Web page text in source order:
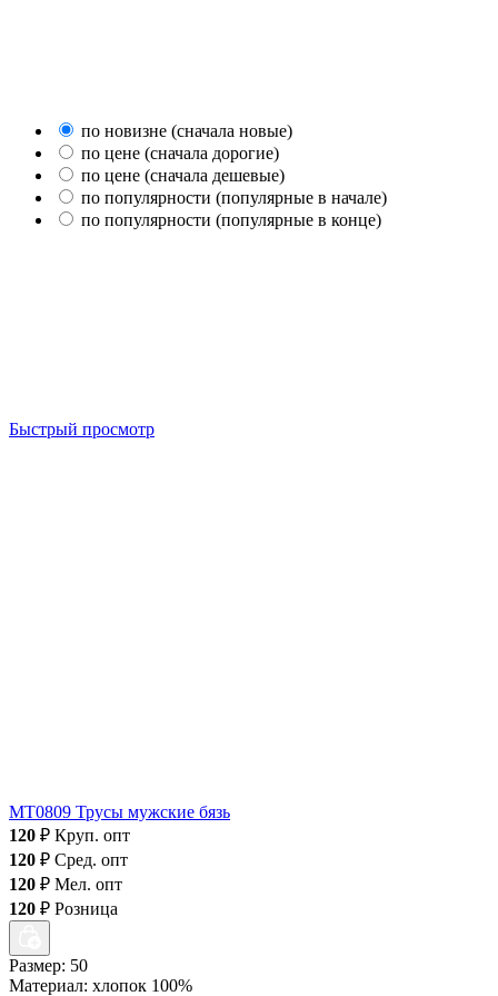
по новизне (сначала новые)
по цене (сначала дорогие)
по цене (сначала дешевые)
по популярности (популярные в начале)
по популярности (популярные в конце)
Быстрый просмотр
МТ0809 Трусы мужские бязь
120 ₽ Круп. опт
120 ₽ Сред. опт
120 ₽ Мел. опт
120 ₽ Розница
Размер: 50
Материал: хлопок 100%